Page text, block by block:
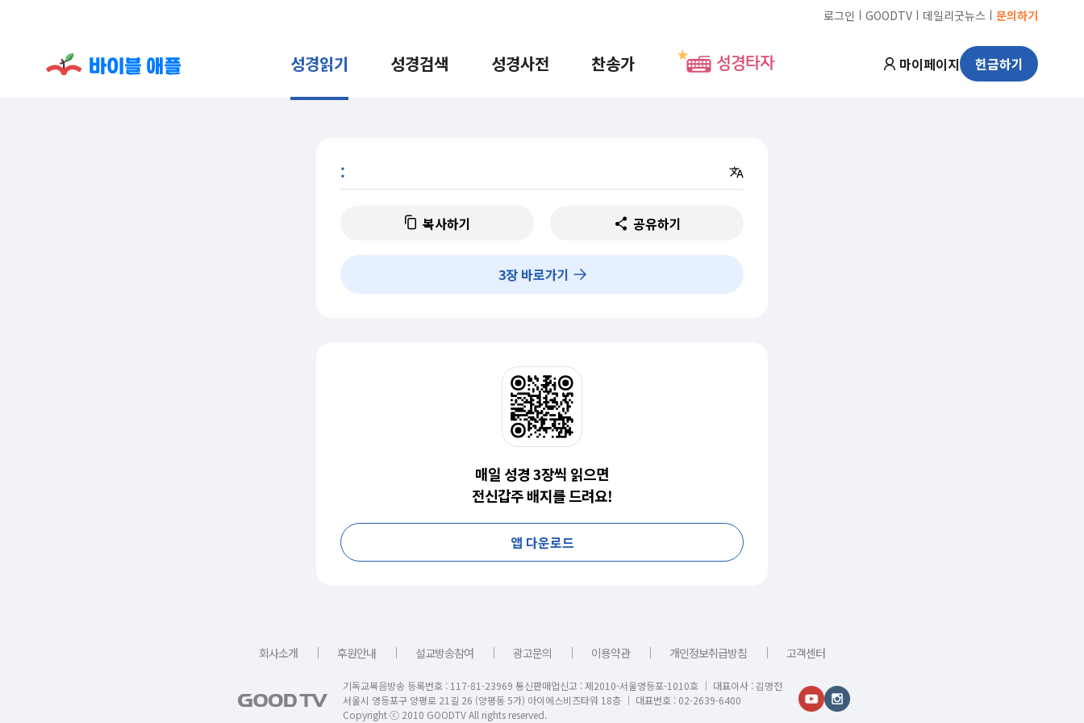
로그인 ㅣ GOODTV ㅣ 데일리굿뉴스 ㅣ 문의하기
성경읽기 성경검색 성경사전 찬송가 성경타자 마이페이지 헌금하기
:
복사하기 공유하기
3장 바로가기
매일 성경 3장씩 읽으면
전신갑주 배지를 드려요!
앱 다운로드
회사소개 ｜ 후원안내 ｜ 설교방송참여 ｜ 광고문의 ｜ 이용약관 ｜ 개인정보취급방침 ｜ 고객센터
기독교복음방송 등록번호 : 117-81-23969 통신판매업신고 : 제2010-서울영등포-1010호 │ 대표이사 : 김명전
서울시 영등포구 양평로 21길 26 (양평동 5가) 아이에스비즈타워 18층 │ 대표번호 : 02-2639-6400
Copyright ⓒ 2010 GOODTV All rights reserved.